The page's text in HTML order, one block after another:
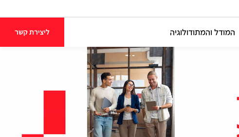
המודל והמתודולוגיה ליצירת קשר